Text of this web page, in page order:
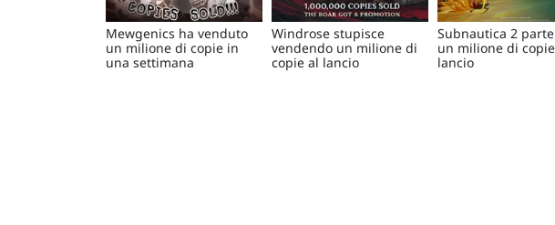
Mewgenics ha venduto
un milione di copie in
una settimana
Windrose stupisce
vendendo un milione di
copie al lancio
Subnautica 2
un milione di
lancio